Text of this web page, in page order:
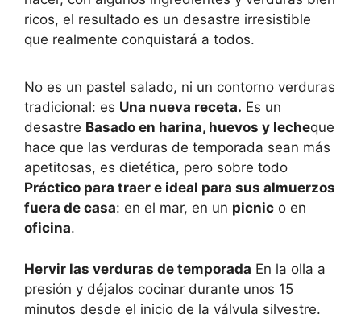
ricos, el resultado es un desastre irresistible
que realmente conquistará a todos.
No es un pastel salado, ni un contorno verduras
tradicional: es Una nueva receta. Es un
desastre Basado en harina, huevos y lecheque
hace que las verduras de temporada sean más
apetitosas, es dietética, pero sobre todo
Práctico para traer e ideal para sus almuerzos
fuera de casa: en el mar, en un picnic o en
oficina.
Hervir las verduras de temporada En la olla a
presión y déjalos cocinar durante unos 15
minutos desde el inicio de la válvula silvestre.